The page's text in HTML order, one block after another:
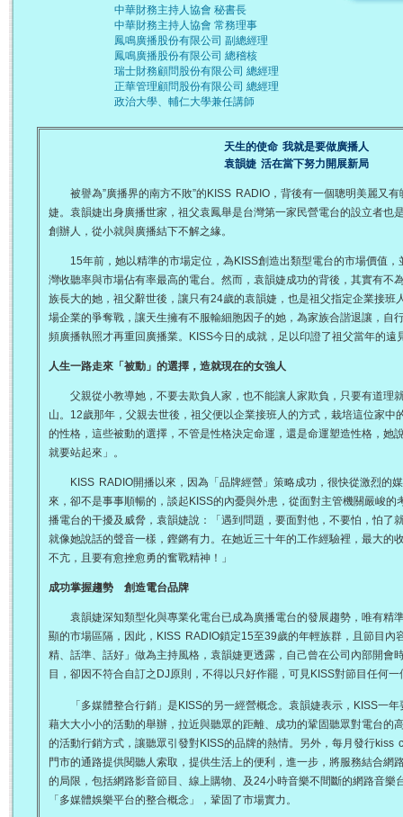
中華財務主持人協會 秘書長
中華財務主持人協會 常務理事
鳳鳴廣播股份有限公司 副總經理
鳳鳴廣播股份有限公司 總稽核
瑞士財務顧問股份有限公司 總經理
正華管理顧問股份有限公司 總經理
政治大學、輔仁大學兼任講師
天生的使命 我就是要做廣播人
袁韻婕 活在當下努力開展新局
被譽為”廣播界的南方不敗”的KISS RADIO，背後有一個聰明美麗又有
婕。袁韻婕出身廣播世家，祖父袁鳳舉是台灣第一家民營電台的設立者也
創辦人，從小就與廣播結下不解之緣。
15年前，她以精準的市場定位，為KISS創造出類型電台的市場價值，
灣收聽率與市場佔有率最高的電台。然而，袁韻婕成功的背後，其實有不
族長大的她，祖父辭世後，讓只有24歲的袁韻婕，也是祖父指定企業接班
場企業的爭奪戰，讓天生擁有不服輸細胞因子的她，為家族合諧退讓，自
頻廣播執照才再重回廣播業。KISS今日的成就，足以印證了祖父當年的遠
人生一路走來「被動」的選擇，造就現在的女強人
父親從小教導她，不要去欺負人家，也不能讓人家欺負，只要有道理
山。12歲那年，父親去世後，祖父便以企業接班人的方式，栽培這位家中
的性格，這些被動的選擇，不管是性格決定命運，還是命運塑造性格，她
就要站起來」。
KISS RADIO開播以來，因為「品牌經營」策略成功，很快從激烈的媒
來，卻不是事事順暢的，談起KISS的內憂與外患，從面對主管機關嚴峻的
播電台的干擾及威脅，袁韻婕說：「遇到問題，要面對他，不要怕，怕了
就像她說話的聲音一樣，鏗鏘有力。在她近三十年的工作經驗裡，最大的
不亢，且要有愈挫愈勇的奮戰精神！」
成功掌握趨勢 創造電台品牌
袁韻婕深知類型化與專業化電台已成為廣播電台的發展趨勢，唯有精
顯的市場區隔，因此，KISS RADIO鎖定15至39歲的年輕族群，且節目內
精、話準、話好」做為主持風格，袁韻婕更透露，自己曾在公司內部開會
目，卻因不符合自訂之DJ原則，不得以只好作罷，可見KISS對節目任何
「多媒體整合行銷」是KISS的另一經營概念。袁韻婕表示，KISS一年
藉大大小小的活動的舉辦，拉近與聽眾的距離、成功的鞏固聽眾對電台的
的活動行銷方式，讓聽眾引發對KISS的品牌的熱情。另外，每月發行kiss
門市的通路提供閱聽人索取，提供生活上的便利，進一步，將服務結合網
的局限，包括網路影音節目、線上購物、及24小時音樂不間斷的網路音樂
「多媒體娛樂平台的整合概念」，鞏固了市場實力。